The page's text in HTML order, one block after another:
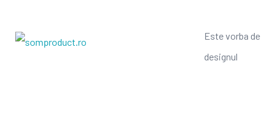
Este vorba de
designul